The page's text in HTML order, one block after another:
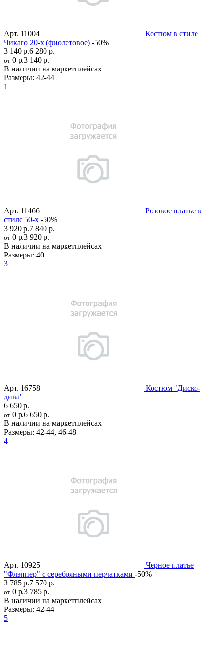
Арт. 11004
Костюм в стиле
Чикаго 20-х (фиолетовое) -50%
3 140 р.6 280 р.
от 0 р.3 140 р.
В наличии на маркетплейсах
Размеры: 42-44
1
Арт. 11466
Розовое платье в
стиле 50-х -50%
3 920 р.7 840 р.
от 0 р.3 920 р.
В наличии на маркетплейсах
Размеры: 40
3
Арт. 16758
Костюм "Диско-
дива"
6 650 р.
от 0 р.6 650 р.
В наличии на маркетплейсах
Размеры: 42-44, 46-48
4
Арт. 10925
Черное платье
"Флэппер" с серебряными перчатками -50%
3 785 р.7 570 р.
от 0 р.3 785 р.
В наличии на маркетплейсах
Размеры: 42-44
5